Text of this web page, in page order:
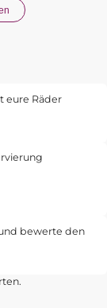
eure Räder
bewerte den